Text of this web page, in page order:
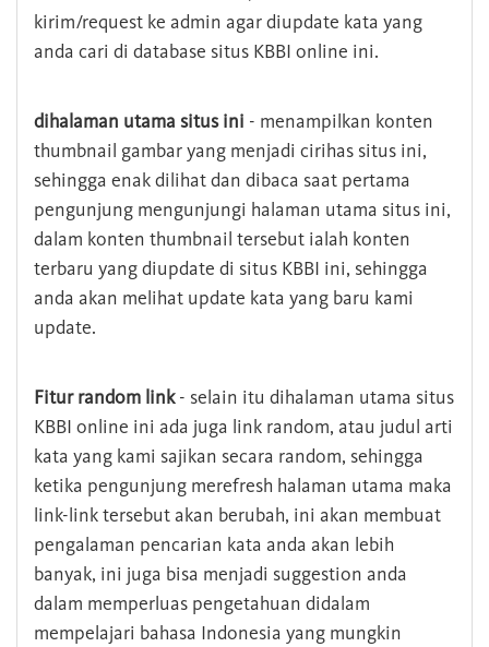
kirim/request ke admin agar diupdate kata yang
anda cari di database situs KBBI online ini.
dihalaman utama situs ini - menampilkan konten
thumbnail gambar yang menjadi cirihas situs ini,
sehingga enak dilihat dan dibaca saat pertama
pengunjung mengunjungi halaman utama situs ini,
dalam konten thumbnail tersebut ialah konten
terbaru yang diupdate di situs KBBI ini, sehingga
anda akan melihat update kata yang baru kami
update.
Fitur random link- selain itu dihalaman utama situs
KBBI online ini ada juga link random, atau judul arti
kata yang kami sajikan secara random, sehingga
ketika pengunjung merefresh halaman utama maka
link-link tersebut akan berubah, ini akan membuat
pengalaman pencarian kata anda akan lebih
banyak, ini juga bisa menjadi suggestion anda
dalam memperluas pengetahuan didalam
mempelajari bahasa Indonesia yang mungkin